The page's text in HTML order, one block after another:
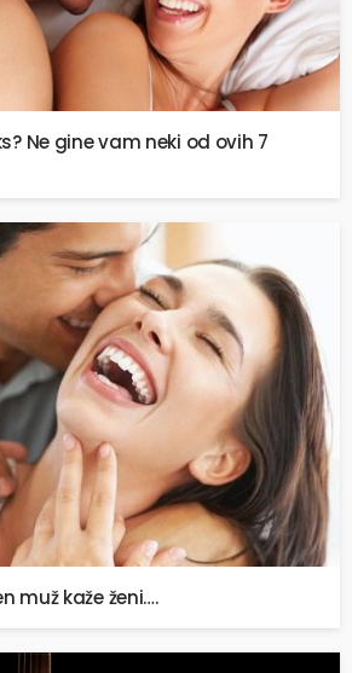
Ne gine vam neki od ovih 7
muž kaže ženi….